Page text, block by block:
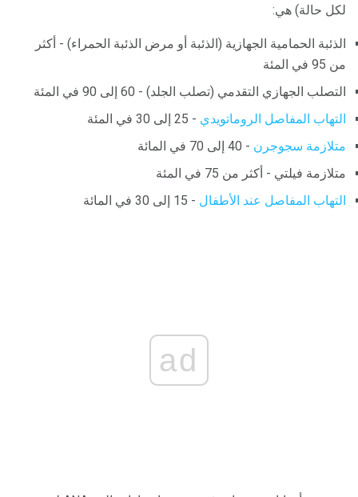
لكل حالة) هي:
الذئبة الحمامية الجهازية (الذئبة أو مرض الذئبة الحمراء) - أكثر
من 95 في المئة
التصلب الجهازي التقدمي (تصلب الجلد) - 60 إلى 90 في المئة
التهاب المفاصل الروماتويدي - 25 إلى 30 في المئة
متلازمة سجوجرن - 40 إلى 70 في المائة
متلازمة فيلتي - أكثر من 75 في المئة
التهاب المفاصل عند الأطفال - 15 إلى 30 في المائة
ad